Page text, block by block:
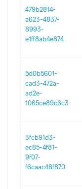
479b2814-
a623-4837-
8993-
e1ff8ab4e874
5d0b5601-
cad3-472a-
ad2e-
1065ce89c6c3
3fcb91d3-
ec85-4f81-
9f07-
f6caac48f870